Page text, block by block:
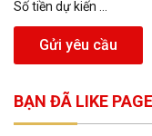
Số tiền dự kiến ...
Gửi yêu cầu
BẠN ĐÃ LIKE